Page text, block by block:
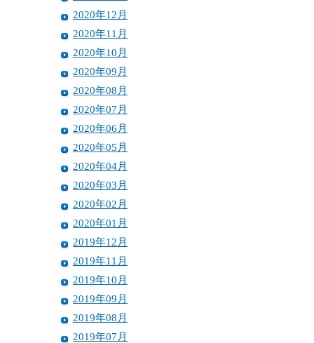
2020年12月
2020年11月
2020年10月
2020年09月
2020年08月
2020年07月
2020年06月
2020年05月
2020年04月
2020年03月
2020年02月
2020年01月
2019年12月
2019年11月
2019年10月
2019年09月
2019年08月
2019年07月